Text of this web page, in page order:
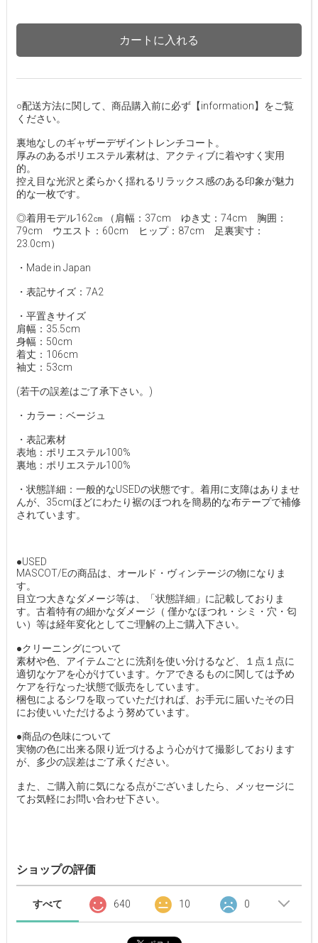
カートに入れる
○配送方法に関して、商品購入前に必ず【information】をご覧
ください。
裏地なしのギャザーデザイントレンチコート。
厚みのあるポリエステル素材は、アクティブに着やすく実用
的。
控え目な光沢と柔らかく揺れるリラックス感のある印象が魅力
的な一枚です。
◎着用モデル162㎝ （肩幅：37cm ゆき丈：74cm 胸囲：
79cm ウエスト：60cm ヒップ：87cm 足裏実寸：
23.0cm）
・Made in Japan
・表記サイズ：7A2
・平置きサイズ
肩幅：35.5cm
身幅：50cm
着丈：106cm
袖丈：53cm
(若干の誤差はご了承下さい。)
・カラー：ベージュ
・表記素材
表地：ポリエステル100%
裏地：ポリエステル100%
・状態詳細：一般的なUSEDの状態です。着用に支障はありませ
んが、35cmほどにわたり裾のほつれを簡易的な布テープで補修
されています。
●USED
MASCOT/Eの商品は、オールド・ヴィンテージの物になりま
す。
目立つ大きなダメージ等は、「状態詳細」に記載しておりま
す。古着特有の細かなダメージ（ 僅かなほつれ・シミ・穴・匂
い）等は経年変化としてご理解の上ご購入下さい。
●クリーニングについて
素材や色、アイテムごとに洗剤を使い分けるなど、１点１点に
適切なケアを心がけています。ケアできるものに関しては予め
ケアを行なった状態で販売をしています。
梱包によるシワを取っていただければ、お手元に届いたその日
にお使いいただけるよう努めています。
●商品の色味について
実物の色に出来る限り近づけるよう心がけて撮影しております
が、多少の誤差はご了承ください。
また、ご購入前に気になる点がございましたら、メッセージに
てお気軽にお問い合わせ下さい。
ショップの評価
すべて 640 10 0